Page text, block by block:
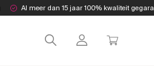
Al meer dan 15 jaar 100% kwaliteit